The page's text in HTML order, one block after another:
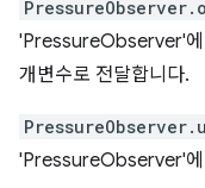
'PressureObserver'에
개변수로 전달합니다.
'PressureObserver'에